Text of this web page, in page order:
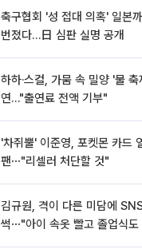
축구협회 '성 접대 의혹' 일본
번졌다…日 심판 실명 공개
하하·스컬, 가뭄 속 밀양 '물
연…"출연료 전액 기부"
'차쥐뿔' 이준영, 포켓몬 카드
팬⋯"리셀러 처단할 것"
김규원, 격이 다른 미담에
썩⋯"아이 속옷 빨고 졸업식도